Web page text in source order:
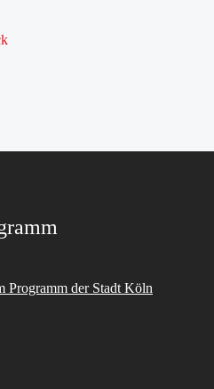
Programm der Stadt Köln